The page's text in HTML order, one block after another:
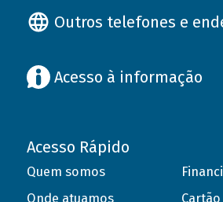
Outros telefones e
Acesso à informação
Acesso Rápido
Quem somos
Onde atuamos
Cartão